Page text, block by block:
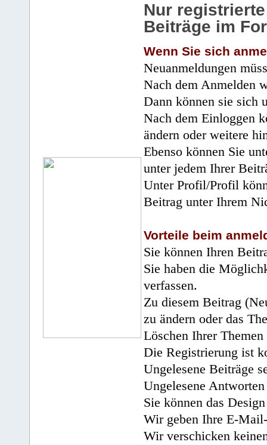
Nur
Beiträge im
Wenn Sie sich
Neuanmeldungen
Nach dem Anmelden
Dann können sie sich
Nach dem Einloggen
ändern oder weitere
Ebenso können Sie
unter jedem Ihrer
Unter Profil/Profil
Beitrag unter Ihrem
Vorteile beim
Sie können Ihren
Sie haben die
verfassen.
Zu diesem Beitrag
zu ändern oder das
Löschen Ihrer
Die Registrierung ist
Ungelesene Beiträge
Ungelesene
Sie können das
Wir geben Ihre E-
Wir verschicken